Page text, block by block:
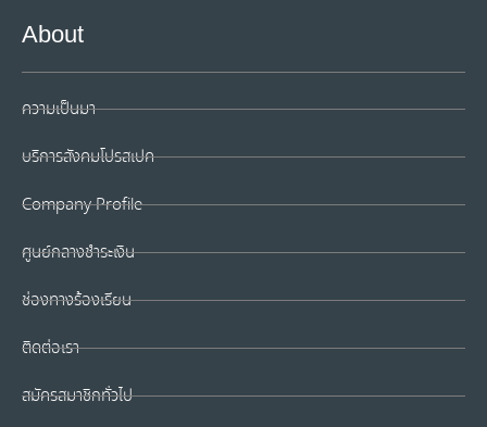
About
ความเป็นมา
บริการสังคมโปรสเปค
Company Profile
ศูนย์กลางชำระเงิน
ช่องทางร้องเรียน
ติดต่อเรา
สมัครสมาชิกทั่วไป